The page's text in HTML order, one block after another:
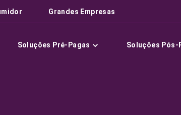
Grandes Empresas
Soluções Pré-Pagas Soluções Pós-